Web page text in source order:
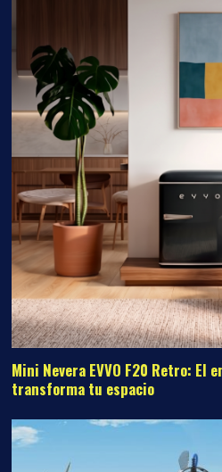
Mini Nevera EVVO F20 Retro: El
transforma tu espacio